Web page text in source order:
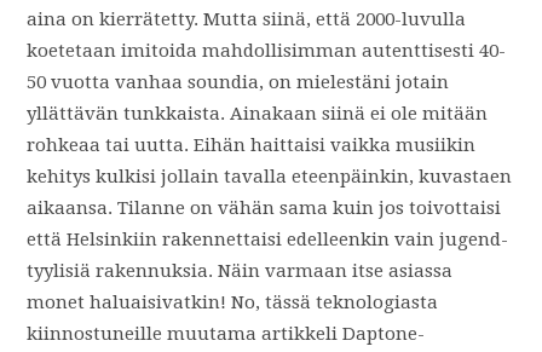
aina on kierrätetty. Mutta siinä, että 2000-luvulla
koetetaan imitoida mahdollisimman autenttisesti 40-
50 vuotta vanhaa soundia, on mielestäni jotain
yllättävän tunkkaista. Ainakaan siinä ei ole mitään
rohkeaa tai uutta. Eihän haittaisi vaikka musiikin
kehitys kulkisi jollain tavalla eteenpäinkin, kuvastaen
aikaansa. Tilanne on vähän sama kuin jos toivottaisi
että Helsinkiin rakennettaisi edelleenkin vain jugend-
tyylisiä rakennuksia. Näin varmaan itse asiassa
monet haluaisivatkin! No, tässä teknologiasta
kiinnostuneille muutama artikkeli Daptone-